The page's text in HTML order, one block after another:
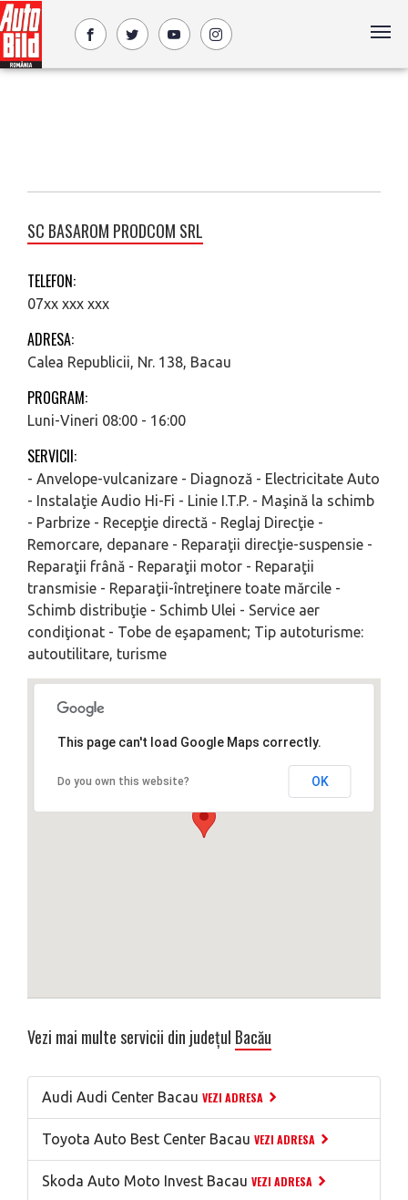
SC BASAROM PRODCOM SRL
TELEFON:
07xx xxx xxx
ADRESA:
Calea Republicii, Nr. 138, Bacau
PROGRAM:
Luni-Vineri 08:00 - 16:00
SERVICII:
- Anvelope-vulcanizare - Diagnoză - Electricitate Auto
- Instalaţie Audio Hi-Fi - Linie I.T.P. - Maşină la schimb
- Parbrize - Recepţie directă - Reglaj Direcţie -
Remorcare, depanare - Reparaţii direcţie-suspensie -
Reparaţii frână - Reparaţii motor - Reparaţii
transmisie - Reparaţii-întreţinere toate mărcile -
Schimb distribuţie - Schimb Ulei - Service aer
condiţionat - Tobe de eşapament; Tip autoturisme:
autoutilitare, turisme
This page can't load Google Maps correctly.
Do you own this website? OK
Vezi mai multe servicii din județul Bacău
Audi Audi Center Bacau VEZI ADRESA
Toyota Auto Best Center Bacau VEZI ADRESA
Skoda Auto Moto Invest Bacau VEZI ADRESA